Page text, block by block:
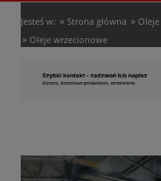
Jesteś w: » Strona główna »
» Oleje wrzecionowe